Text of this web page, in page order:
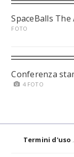
SpaceBalls The
FOTO
Conferenza
4 FOTO
Termini d'uso